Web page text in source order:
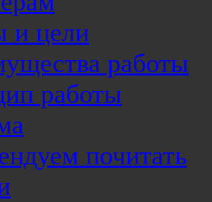
и цели
работы
работы
почитать